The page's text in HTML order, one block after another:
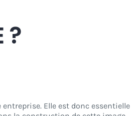
?
Elle est donc